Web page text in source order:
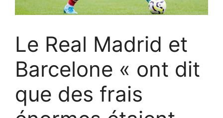
Le Real Madrid et
Barcelone « ont dit
que des frais